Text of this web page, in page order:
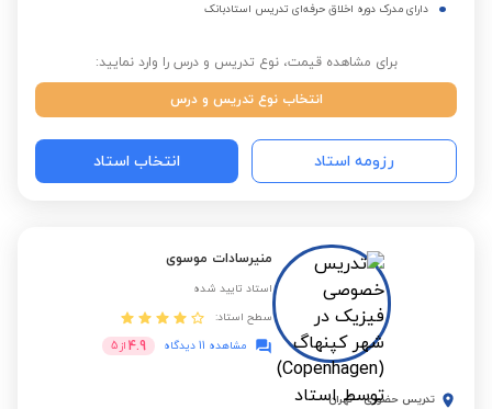
دارای مدرک دوره اخلاق حرفه‌ای تدریس استادبانک
برای مشاهده قیمت، نوع تدریس و درس را وارد نمایید:
انتخاب نوع تدریس و درس
رزومه استاد انتخاب استاد
منیرسادات موسوی
استاد تایید شده
سطح استاد:
مشاهده 11 دیدگاه
4.9 از 5
تدریس حضوری - تهران